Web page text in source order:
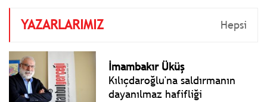
YAZARLARIMIZ Hepsi
İmambakır Üküş
Kılıçdaroğlu'na saldırmanın
dayanılmaz hafifliği